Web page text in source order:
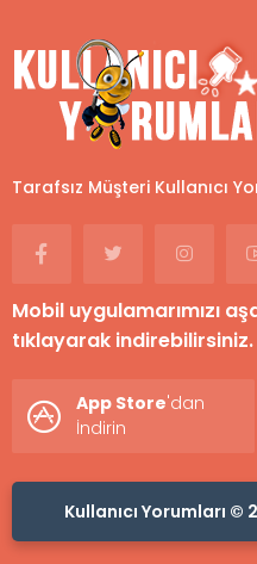
Tarafsız Müşteri Kullanıcı
Mobil uygulamarımızı
tıklayarak indirebilirsiniz.
App Store'dan
İndirin
Kullanıcı Yorumları ©